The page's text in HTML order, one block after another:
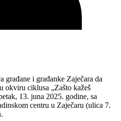
i građanke Zaječara da
okviru ciklusa „Zašto kažeš
13. juna 2025. godine, sa
centru u Zaječaru (ulica 7.